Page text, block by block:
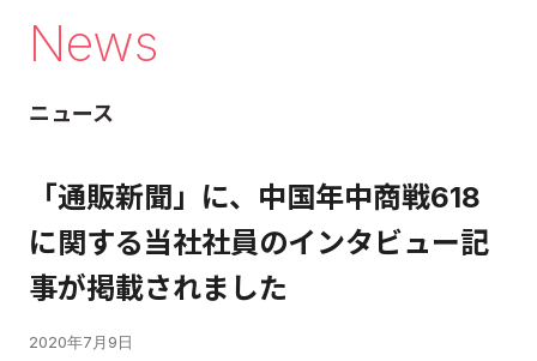
News
ニュース
「通販新聞」に、中国年中商戦618
に関する当社社員のインタビュー記
事が掲載されました
2020年7月9日